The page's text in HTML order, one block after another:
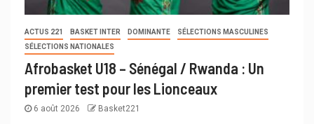
ACTUS 221 BASKET INTER DOMINANTE
SÉLECTIONS MASCULINES
SÉLECTIONS NATIONALES
Afrobasket U18 – Sénégal / Rwanda : Un
premier test pour les Lionceaux
6 août 2026 Basket221